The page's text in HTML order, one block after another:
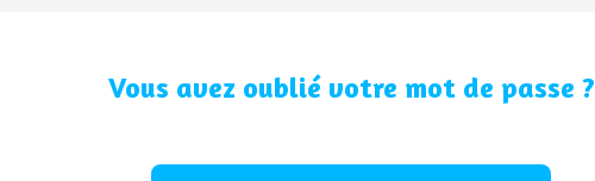
Vous avez oublié votre mot de passe ?